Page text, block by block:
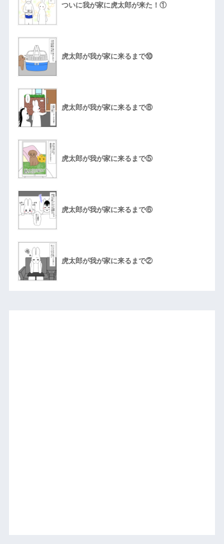
ついに我が家に虎太郎が来た！①
虎太郎が我が家に来るまで⑩
虎太郎が我が家に来るまで⑧
虎太郎が我が家に来るまで⑤
虎太郎が我が家に来るまで⑥
虎太郎が我が家に来るまで②